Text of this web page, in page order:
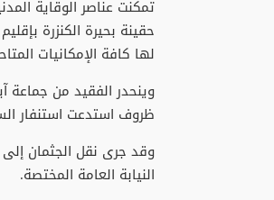
حقينة بحيرة الكنزرة
لها كافة الإمكانيات
​وينحدر الفقيد من جماعة
ظروف استدعت استنفار
وقد جرى نقل الجثمان إلى
النيابة العامة المختصة.